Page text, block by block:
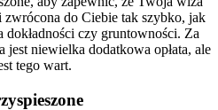
zwrócona do Ciebie tak szybko, jak
czy gruntowności. Za
jest niewielka dodatkowa opłata, ale
tego wart.